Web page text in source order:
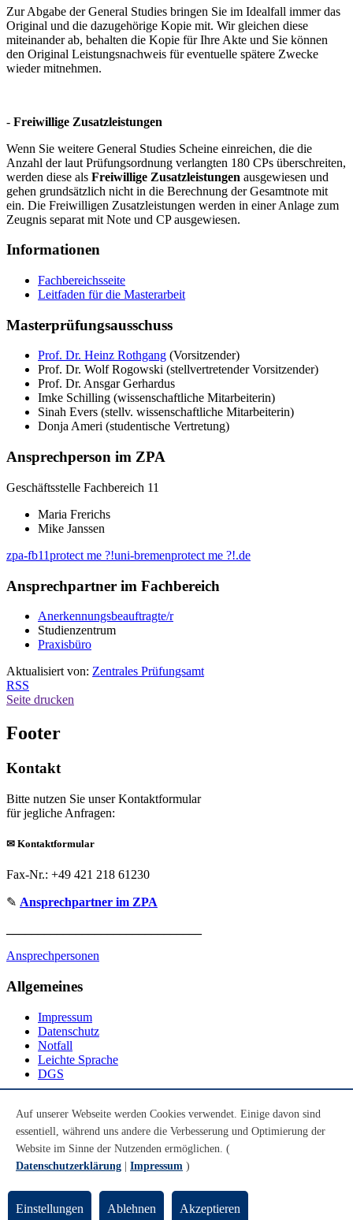
Zur Abgabe der General Studies bringen Sie im Idealfall immer das
Original und die dazugehörige Kopie mit. Wir gleichen diese
miteinander ab, behalten die Kopie für Ihre Akte und Sie können
den Original Leistungsnachweis für eventuelle spätere Zwecke
wieder mitnehmen.
- Freiwillige Zusatzleistungen
Wenn Sie weitere General Studies Scheine einreichen, die die
Anzahl der laut Prüfungsordnung verlangten 180 CPs überschreiten,
werden diese als Freiwillige Zusatzleistungen ausgewiesen und
gehen grundsätzlich nicht in die Berechnung der Gesamtnote mit
ein. Die Freiwilligen Zusatzleistungen werden in einer Anlage zum
Zeugnis separat mit Note und CP ausgewiesen.
Informationen
Fachbereichsseite
Leitfaden für die Masterarbeit
Masterprüfungsausschuss
Prof. Dr. Heinz Rothgang (Vorsitzender)
Prof. Dr. Wolf Rogowski (stellvertretender Vorsitzender)
Prof. Dr. Ansgar Gerhardus
Imke Schilling (wissenschaftliche Mitarbeiterin)
Sinah Evers (stellv. wissenschaftliche Mitarbeiterin)
Donja Ameri (studentische Vertretung)
Ansprechperson im ZPA
Geschäftsstelle Fachbereich 11
Maria Frerichs
Mike Janssen
zpa-fb11protect me ?!uni-bremenprotect me ?!.de
Ansprechpartner im Fachbereich
Anerkennungsbeauftragte/r
Studienzentrum
Praxisbüro
Aktualisiert von: Zentrales Prüfungsamt
RSS
Seite drucken
Footer
Kontakt
Bitte nutzen Sie unser Kontaktformular
für jegliche Anfragen:
✉ Kontaktformular
Fax-Nr.: +49 421 218 61230
✎ Ansprechpartner im ZPA
Ansprechpersonen
Allgemeines
Impressum
Datenschutz
Notfall
Leichte Sprache
DGS
Youtube
Instagram
LinkedIn
© Universität Bremen 2026
Auf unserer Webseite werden Cookies verwendet. Einige davon sind
essentiell, während uns andere die Verbesserung und Optimierung der
Website im Sinne der Nutzenden ermöglichen. (
Datenschutzerklärung
Impressum )
Einstellungen Ablehnen Akzeptieren